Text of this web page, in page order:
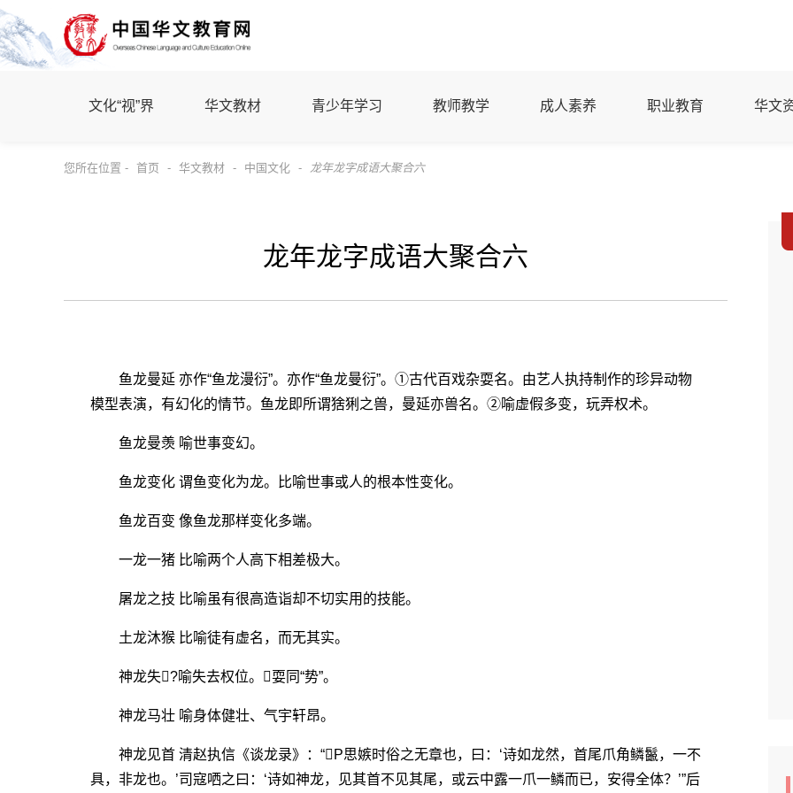
文化“视”界 华文教材 青少年学习 教师教学 成人素养 职业教育 华文
您所在位置 - 首页 - 华文教材 - 中国文化 - 龙年龙字成语大聚合六
龙年龙字成语大聚合六
鱼龙曼延 亦作“鱼龙漫衍”。亦作“鱼龙曼衍”。①古代百戏杂耍名。由艺人执持制作的珍异动物
模型表演，有幻化的情节。鱼龙即所谓猞猁之兽，曼延亦兽名。②喻虚假多变，玩弄权术。
鱼龙曼羡 喻世事变幻。
鱼龙变化 谓鱼变化为龙。比喻世事或人的根本性变化。
鱼龙百变 像鱼龙那样变化多端。
一龙一猪 比喻两个人高下相差极大。
屠龙之技 比喻虽有很高造诣却不切实用的技能。
土龙沐猴 比喻徒有虚名，而无其实。
神龙失?喻失去权位。耍同“势”。
神龙马壮 喻身体健壮、气宇轩昂。
神龙见首 清赵执信《谈龙录》：“P思嫉时俗之无章也，曰：‘诗如龙然，首尾爪角鳞鬣，一不
具，非龙也。’司寇哂之曰：‘诗如神龙，见其首不见其尾，或云中露一爪一鳞而已，安得全体？’”后